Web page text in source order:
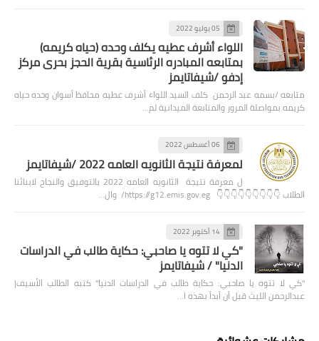
05 يوليو 2022
اللواء أشرف عطيه يكلف وحده (حياه كريمه)
بمتابعه المبادره الرئاسية بقرية الحجز بحرى مركز
إدفو /شيفاتايمز
متابعه /بسمه عبد الرحمن كلف السيد اللواء أشرف عطيه محافظ أسوان وحده حياه
كريمه بمواصلة المرور والمتابعة الميدانية لم…
06 أغسطس 2022
لمعرفة نتيجة الثانويه العامه 2022 /شيفاتايمز
ل معرفة نتيجة الثانويه العامه 2022 بالتوفيق والنجاح لابنائنا
الطلاب 👇👇👇👇👇👇👇👇👇 https://g12.emis.gov.eg/ وال…
14 أكتوبر 2022
"كي لا تتوه يا صاحبي: حكاية طالب في الدراسات
الدنيا" / شيفاتايمز
"كي لا تتوه يا صاحبي: حكاية طالب في الدراسات الدنيا" كتبه الطالب الأسيف|
عبدالرحمن الليث قبل أن أبدأ بهذه ا…